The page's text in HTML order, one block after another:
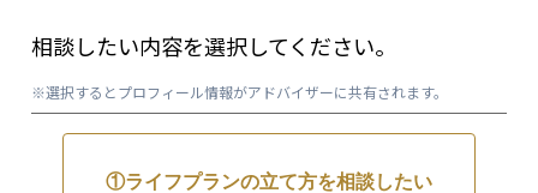
相談したい内容を選択してください。
※選択するとプロフィール情報がアドバイザーに共有されます。
①ライフプランの立て方を相談したい